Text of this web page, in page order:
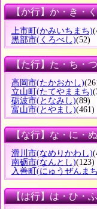
【か行】か・き・
上市町(かみいちまち)
黒部市(くろべし)
【た行】た・ち・
高岡市(たかおかし)
立山町 (たてやままち)
砺波市(となみし)
富山市(とやまし)
【な行】な・に・
滑川市(なめりかわし)
南砺市(なんとし)
入善町 (にゅうぜんま
【は行】は・ひ・